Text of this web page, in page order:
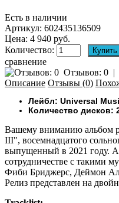
Есть в наличии
Артикул: 602435136509
Цена: 4 940 руб.
Количество:
сравнение
Отзывов: 0 |
Описание Отзывы (0)
Лейбл: Universal
Количество дисков:
Вашему вниманию альбом
III", восемнадцатого
выпущенный в 2021 году.
сотрудничестве с такими
Фиби Бриджерс, Деймон
Релиз представлен на